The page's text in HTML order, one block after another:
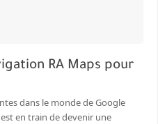
RA Maps pour
dans le monde de Google
en train de devenir une